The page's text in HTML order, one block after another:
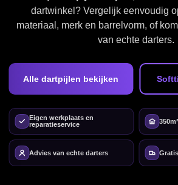
dartwinkel? Vergelijk eenvoudig
materiaal, merk en barrelvorm, of
van echte darters.
Alle dartpijlen bekijken
Eigen werkplaats en
reparatieservice
Advies van echte darters